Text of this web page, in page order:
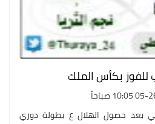
للفوز بكأس الملك
صباحاً
بعد حصول الهلال ع بطولة دوري